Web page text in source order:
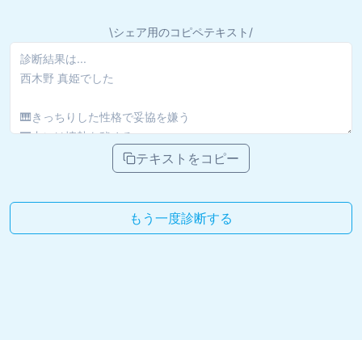
\シェア用のコピペテキスト/
テキストをコピー
もう一度診断する